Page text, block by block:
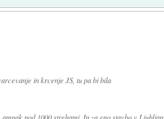
in krcenje JS, tu pa bi bila